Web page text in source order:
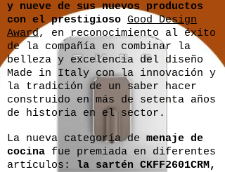
y nueve de sus nuevos productos
con el prestigioso Good Design
Award, en reconocimiento al éxito
de la compañía en combinar la
belleza y excelencia del diseño
Made in Italy con la innovación y
la tradición de un saber hacer
construido en más de setenta años
de historia en el sector.
La nueva categoría de menaje de
cocina fue premiada en diferentes
artículos: la sartén CKFF2601CRM,